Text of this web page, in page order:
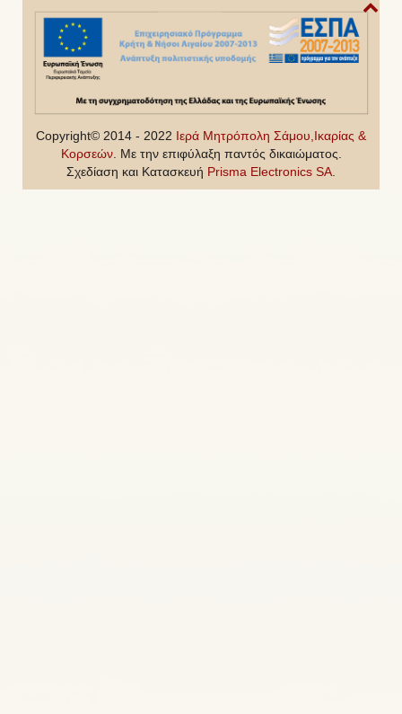
Copyright© 2014 - 2022 Ιερά Μητρόπολη Σάμου,Ικαρίας &
Κορσεών. Με την επιφύλαξη παντός δικαιώματος.
Σχεδίαση και Κατασκευή Prisma Electronics SA.